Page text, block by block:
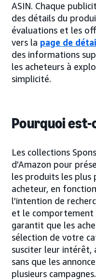
ASIN. Chaque
des détails du
évaluations et les
vers la page de
des informations
les acheteurs à
simplicité.
Pourquoi
Les collections
d’Amazon pour
les produits les plus
acheteur, en
l’intention de
et le comportement
garantit que les
sélection de votre
susciter leur intérêt,
sans que les
plusieurs